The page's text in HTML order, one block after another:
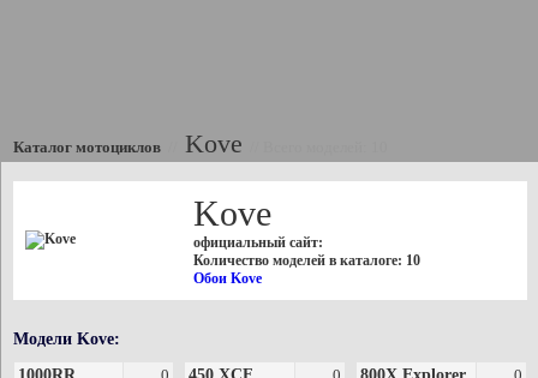
Каталог мотоциклов Kove
Kove
официальный сайт:
Количество моделей в каталоге: 10
Обои Kove
Модели Kove: